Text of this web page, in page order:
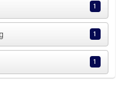
1
1
1